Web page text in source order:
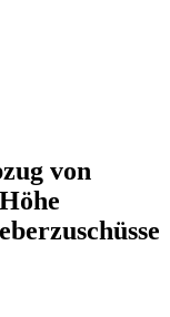
von